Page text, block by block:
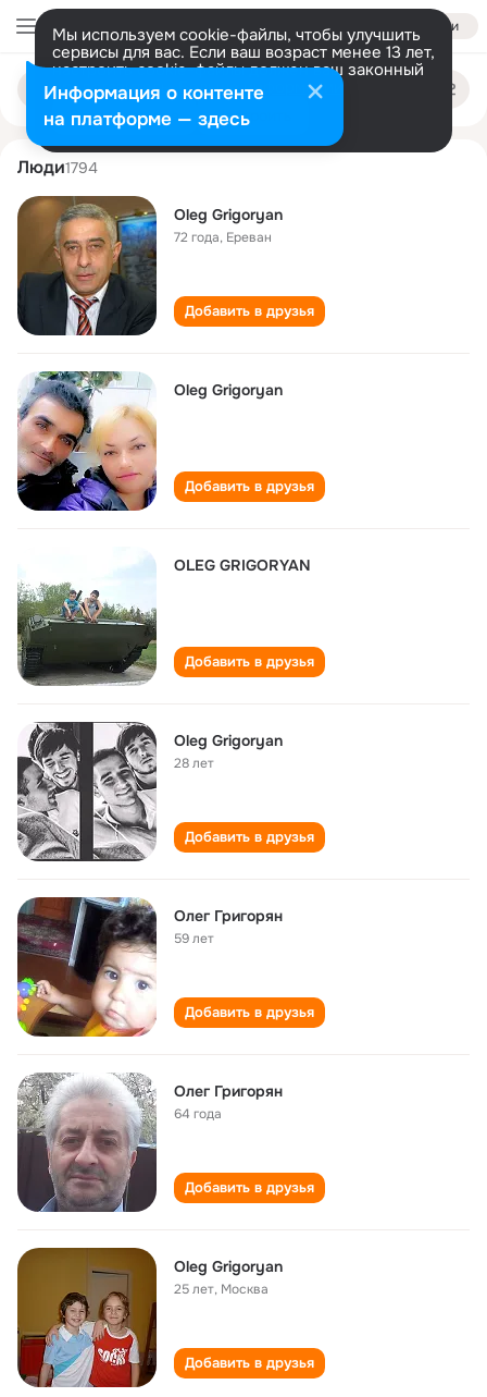
Войти
Мы используем cookie-файлы, чтобы улучшить
сервисы для вас. Если ваш возраст менее 13 лет,
настроить cookie-файлы должен ваш законный
представитель. Больше информации
Разрешить все Настроить
Поиск
людям
oleg grigoryan
Люди1794
Oleg Grigoryan
72 года, Ереван
Добавить в друзья
Oleg Grigoryan
Добавить в друзья
OLEG GRIGORYAN
Добавить в друзья
Oleg Grigoryan
28 лет
Добавить в друзья
Олег Григорян
59 лет
Добавить в друзья
Олег Григорян
64 года
Добавить в друзья
Oleg Grigoryan
25 лет, Москва
Добавить в друзья
Информация о контенте
на платформе — здесь